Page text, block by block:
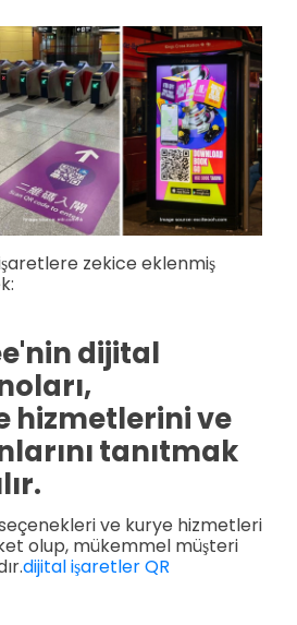
zekice eklenmiş
dijital
hizmetlerini ve
tanıtmak
ve kurye hizmetleri
olup, mükemmel müşteri
dijital işaretler QR